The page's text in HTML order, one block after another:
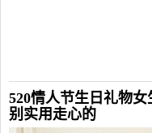
520情人节生日礼物
别实用走心的